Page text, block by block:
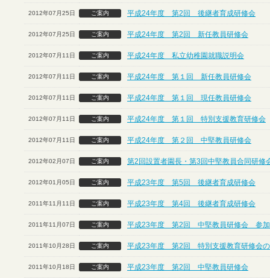
2012年07月25日 ご案内 平成24年度 第2回 後継者育成研修会
2012年07月25日 ご案内 平成24年度 第2回 新任教員研修会
2012年07月11日 ご案内 平成24年度 私立幼稚園就職説明会
2012年07月11日 ご案内 平成24年度 第１回 新任教員研修会
2012年07月11日 ご案内 平成24年度 第１回 現任教員研修会
2012年07月11日 ご案内 平成24年度 第１回 特別支援教育研修会
2012年07月11日 ご案内 平成24年度 第２回 中堅教員研修会
2012年02月07日 ご案内 第2回設置者園長・第3回中堅教員合同研修
2012年01月05日 ご案内 平成23年度 第5回 後継者育成研修会
2011年11月11日 ご案内 平成23年度 第4回 後継者育成研修会
2011年11月07日 ご案内 平成23年度 第2回 中堅教員研修会 参加
2011年10月28日 ご案内 平成23年度 第2回 特別支援教育研修会
2011年10月18日 ご案内 平成23年度 第2回 中堅教員研修会